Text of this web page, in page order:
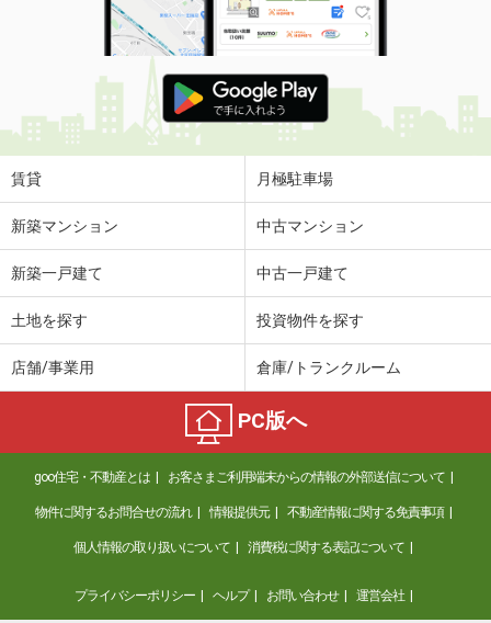
賃貸 月極駐車場
新築マンション 中古マンション
新築一戸建て 中古一戸建て
土地を探す 投資物件を探す
店舗/事業用 倉庫/トランクルーム
PC版へ
goo住宅・不動産とは お客さまご利用端末からの情報の外部送信について
物件に関するお問合せの流れ 情報提供元 不動産情報に関する免責事項
個人情報の取り扱いについて 消費税に関する表記について
プライバシーポリシー ヘルプ お問い合わせ 運営会社